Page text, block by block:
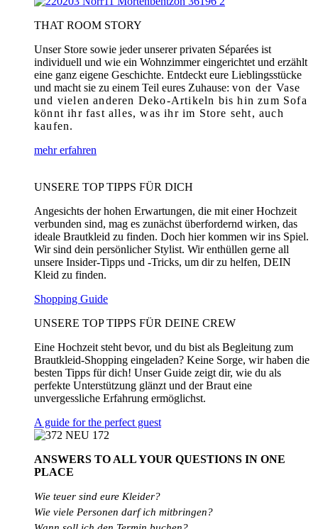
THAT ROOM STORY
Unser Store sowie jeder unserer privaten Séparées ist
individuell und wie ein Wohnzimmer eingerichtet und erzählt
eine ganz eigene Geschichte. Entdeckt eure Lieblingsstücke
und macht sie zu einem Teil eures Zuhause: von der Vase
und vielen anderen Deko-Artikeln bis hin zum Sofa
könnt ihr fast alles, was ihr im Store seht, auch
kaufen.
mehr erfahren
UNSERE TOP TIPPS FÜR DICH
Angesichts der hohen Erwartungen, die mit einer Hochzeit
verbunden sind, mag es zunächst überfordernd wirken, das
ideale Brautkleid zu finden. Doch hier kommen wir ins Spiel.
Wir sind dein persönlicher Stylist. Wir enthüllen gerne all
unsere Insider-Tipps und -Tricks, um dir zu helfen, DEIN
Kleid zu finden.
Shopping Guide
UNSERE TOP TIPPS FÜR DEINE CREW
Eine Hochzeit steht bevor, und du bist als Begleitung zum
Brautkleid-Shopping eingeladen? Keine Sorge, wir haben die
besten Tipps für dich! Unser Guide zeigt dir, wie du als
perfekte Unterstützung glänzt und der Braut eine
unvergessliche Erfahrung ermöglichst.
A guide for the perfect guest
ANSWERS TO ALLYOUR QUESTIONS IN ONE
PLACE
Wie teuer sind eure Kleider?
Wie viele Personen darf ich mitbringen?